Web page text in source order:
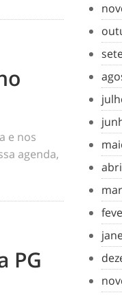
e nos
agenda,
PG